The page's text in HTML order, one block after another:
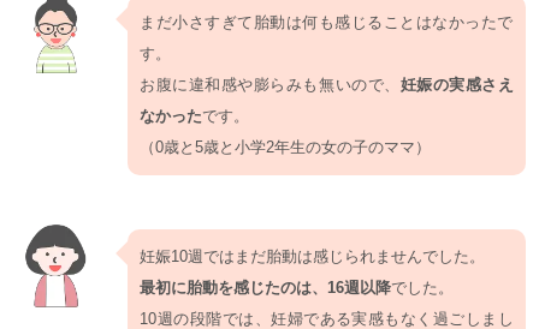
まだ小さすぎて胎動は何も感じることはなかったで
す。
お腹に違和感や膨らみも無いので、 妊娠の実感さえ
なかったです。
（0歳と5歳と小学2年生の女の子のママ）
妊娠10週ではまだ胎動は感じられませんでした。
最初に胎動を感じたのは、16週以降でした。
10週の段階では、妊婦である実感もなく過ごしまし